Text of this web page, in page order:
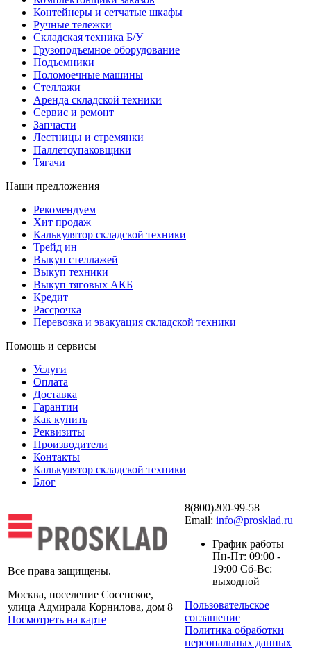
Контейнеры и сетчатые шкафы
Ручные тележки
Складская техника Б/У
Грузоподъемное оборудование
Подъемники
Поломоечные машины
Стеллажи
Аренда складской техники
Сервис и ремонт
Запчасти
Лестницы и стремянки
Паллетоупаковщики
Тягачи
Наши предложения
Рекомендуем
Хит продаж
Калькулятор складской техники
Трейд ин
Выкуп стеллажей
Выкуп техники
Выкуп тяговых АКБ
Кредит
Рассрочка
Перевозка и эвакуация складской техники
Помощь и сервисы
Услуги
Оплата
Доставка
Гарантии
Как купить
Реквизиты
Производители
Контакты
Калькулятор складской техники
Блог
Все права защищены.
Москва, поселение Сосенское,
улица Адмирала Корнилова, дом 8
Посмотреть на карте
8(800)200-99-58
Email: info@prosklad.ru
График работы
Пн-Пт: 09:00 -
19:00 Сб-Вс:
выходной
Пользовательское
соглашение
Политика обработки
персональных данных